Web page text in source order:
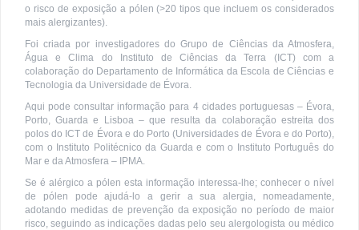
o risco de exposição a pólen (>20 tipos que incluem os considerados
mais alergizantes).
Foi criada por investigadores do Grupo de Ciências da Atmosfera,
Água e Clima do Instituto de Ciências da Terra (ICT) com a
colaboração do Departamento de Informática da Escola de Ciências e
Tecnologia da Universidade de Évora.
Aqui pode consultar informação para 4 cidades portuguesas – Évora,
Porto, Guarda e Lisboa – que resulta da colaboração estreita dos
polos do ICT de Évora e do Porto (Universidades de Évora e do Porto),
com o Instituto Politécnico da Guarda e com o Instituto Português do
Mar e da Atmosfera – IPMA.
Se é alérgico a pólen esta informação interessa-lhe; conhecer o nível
de pólen pode ajudá-lo a gerir a sua alergia, nomeadamente,
adotando medidas de prevenção da exposição no período de maior
risco, seguindo as indicações dadas pelo seu alergologista ou médico